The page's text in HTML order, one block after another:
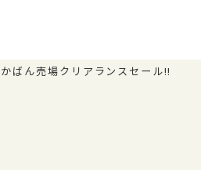
ばん売場クリアランスセール‼️